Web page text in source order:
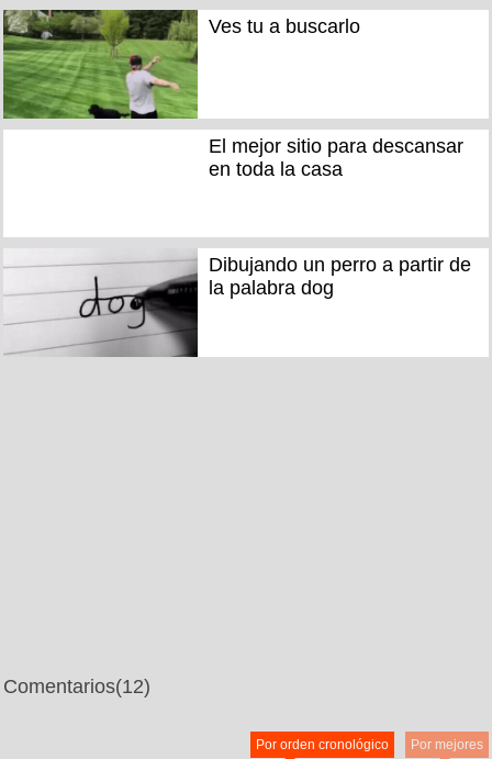
Ves tu a buscarlo
El mejor sitio para descansar
en toda la casa
Dibujando un perro a partir de
la palabra dog
Comentarios(12)
Por mejores
Por orden cronológico